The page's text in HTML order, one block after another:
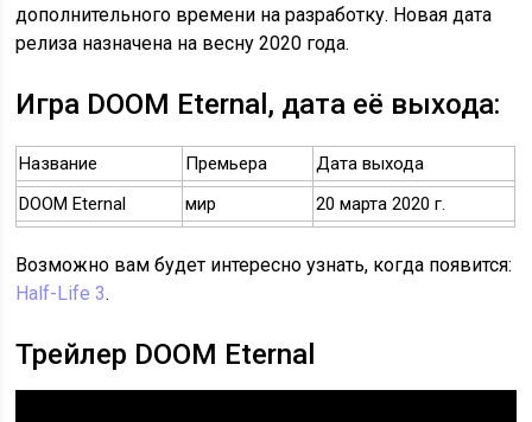
дополнительного времени на разработку. Новая дата
релиза назначена на весну 2020 года.
Игра DOOM Eternal, дата её выхода:
Название Премьера
Дата выхода
DOOM Eternal
мир 20 марта 2020 г.
Возможно вам будет интересно узнать, когда появится:
Half-Life 3.
Трейлер DOOM Eternal